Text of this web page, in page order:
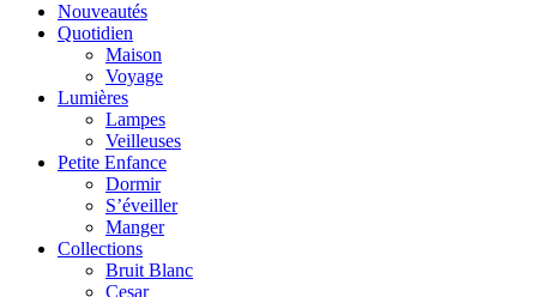
Nouveautés
Quotidien
Maison
Voyage
Lumières
Lampes
Veilleuses
Petite Enfance
Dormir
S’éveiller
Manger
Collections
Bruit Blanc
Cesar